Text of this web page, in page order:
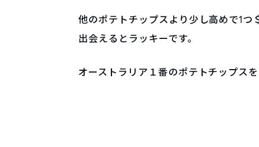
他のポテトチップスより少し高めで1
出会えるとラッキーです。
オーストラリア１番のポテトチップス